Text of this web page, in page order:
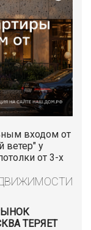
входом от
ветер" у
от 3-х
ТЕРЯЕТ